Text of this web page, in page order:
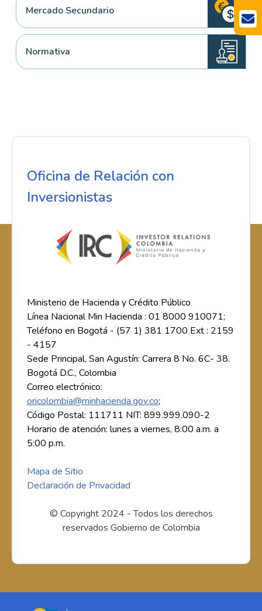
Mercado Secundario
Normativa
Oficina de Relación con
Inversionistas
Ministerio de Hacienda y Crédito Público
Línea Nacional Min Hacienda : 01 8000 910071;
Teléfono en Bogotá - (57 1) 381 1700 Ext : 2159
- 4157
Sede Principal, San Agustín: Carrera 8 No. 6C- 38.
Bogotá D.C., Colombia
Correo electrónico:
oricolombia@minhacienda.gov.co;
Código Postal: 111711 NIT: 899.999.090-2
Horario de atención: lunes a viernes, 8:00 a.m. a
5:00 p.m.
Mapa de Sitio
Declaración de Privacidad
© Copyright 2024 - Todos los derechos
reservados Gobierno de Colombia